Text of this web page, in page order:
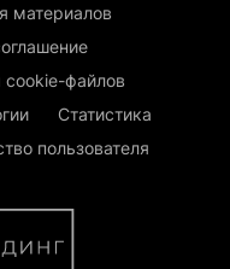
материалов
cookie-файлов
Статистика
пользователя